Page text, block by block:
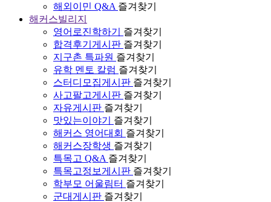
해외이민 Q&A 즐겨찾기
해커스빌리지
영어로진학하기
즐겨찾기
합격후기게시판 즐겨찾기
지구촌 특파원 즐겨찾기
유학 멘토 칼럼 즐겨찾기
스터디모집게시판 즐겨찾기
사고팔고게시판 즐겨찾기
자유게시판 즐겨찾기
맛있는이야기
즐겨찾기
해커스 영어대회 즐겨찾기
해커스장학생 즐겨찾기
특목고 Q&A 즐겨찾기
특목고정보게시판 즐겨찾기
학부모 어울림터 즐겨찾기
군대게시판 즐겨찾기